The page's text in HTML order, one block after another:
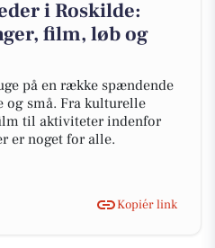
i Roskilde:
film, løb og
på en række spændende
og små. Fra kulturelle
til aktiviteter indenfor
er noget for alle.
Kopiér link